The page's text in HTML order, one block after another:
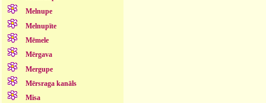
Melnupe
Melnupīte
Mēmele
Mērgava
Mergupe
Mērsraga kanāls
Misa